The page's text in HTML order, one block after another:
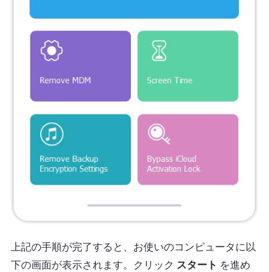
上記の手順が完了すると、お使いのコンピュータに以
下の画面が表示されます。クリック スタート を進め